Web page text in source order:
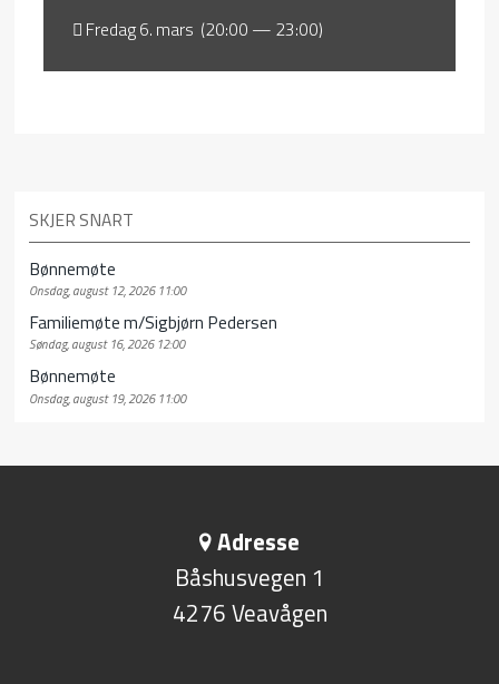
Fredag 6. mars (20:00 — 23:00)
SKJER SNART
Bønnemøte
Onsdag, august 12, 2026 11:00
Familiemøte m/Sigbjørn Pedersen
Søndag, august 16, 2026 12:00
Bønnemøte
Onsdag, august 19, 2026 11:00
Adresse
Båshusvegen 1
4276 Veavågen